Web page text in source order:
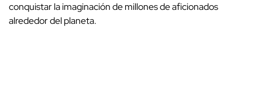
conquistar la imaginación de millones de aficionados
alrededor del planeta.